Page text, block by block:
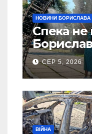
НОВИНИ БОРИСЛАВА
Спека не
від
(Фото)
СЕР 5, 2026
ВІЙНА